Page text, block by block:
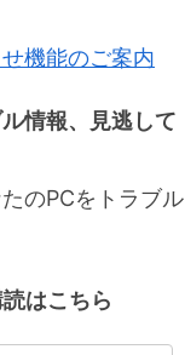
機能のご案内
情報、見逃して
のPCをトラブル
はこちら